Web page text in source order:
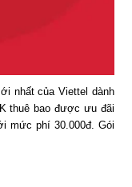
nhất của Viettel dành
thuê bao được ưu đãi
mức phí 30.000đ. Gói